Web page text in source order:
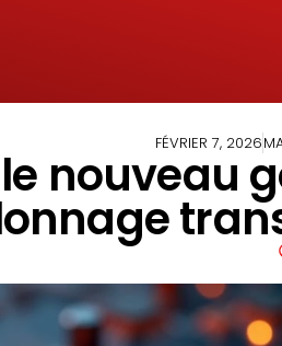
FÉVRIER 7, 2026
le